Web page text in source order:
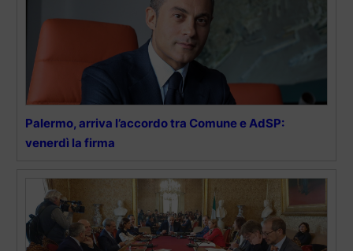
Palermo, arriva l’accordo tra Comune e AdSP:
venerdì la firma